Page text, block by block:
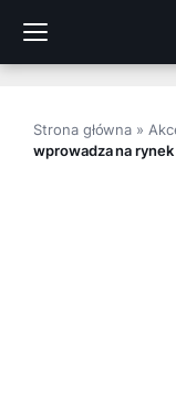
treści
Strona główna »
wprowadza na